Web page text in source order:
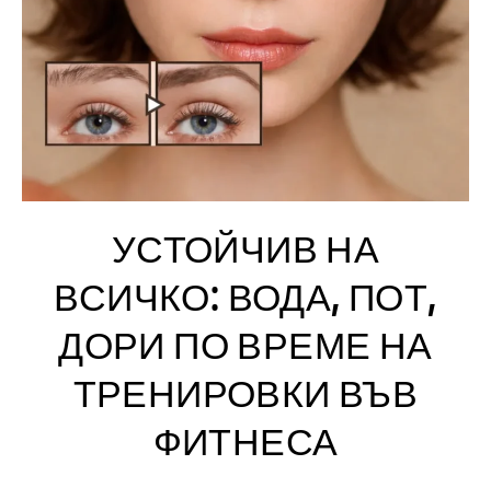
УСТОЙЧИВ НА
ВСИЧКО: ВОДА, ПОТ,
ДОРИ ПО ВРЕМЕ НА
ТРЕНИРОВКИ ВЪВ
ФИТНЕСА